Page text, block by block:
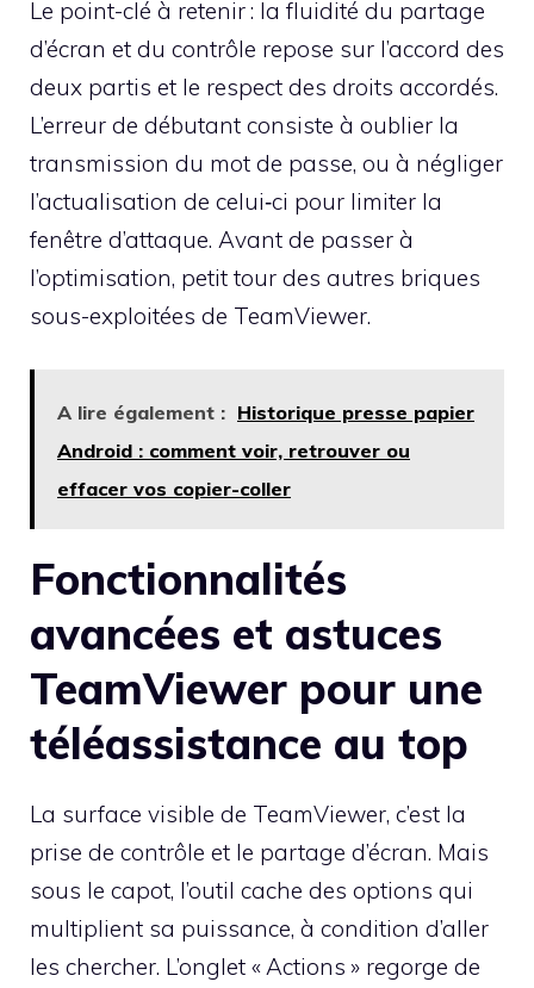
Le point-clé à retenir : la fluidité du partage
d’écran et du contrôle repose sur l’accord des
deux partis et le respect des droits accordés.
L’erreur de débutant consiste à oublier la
transmission du mot de passe, ou à négliger
l’actualisation de celui‑ci pour limiter la
fenêtre d’attaque. Avant de passer à
l’optimisation, petit tour des autres briques
sous-exploitées de TeamViewer.
A lire également : Historique presse papier
Android : comment voir, retrouver ou
effacer vos copier-coller
Fonctionnalités
avancées et astuces
TeamViewer pour une
téléassistance au top
La surface visible de TeamViewer, c’est la
prise de contrôle et le partage d’écran. Mais
sous le capot, l’outil cache des options qui
multiplient sa puissance, à condition d’aller
les chercher. L’onglet « Actions » regorge de